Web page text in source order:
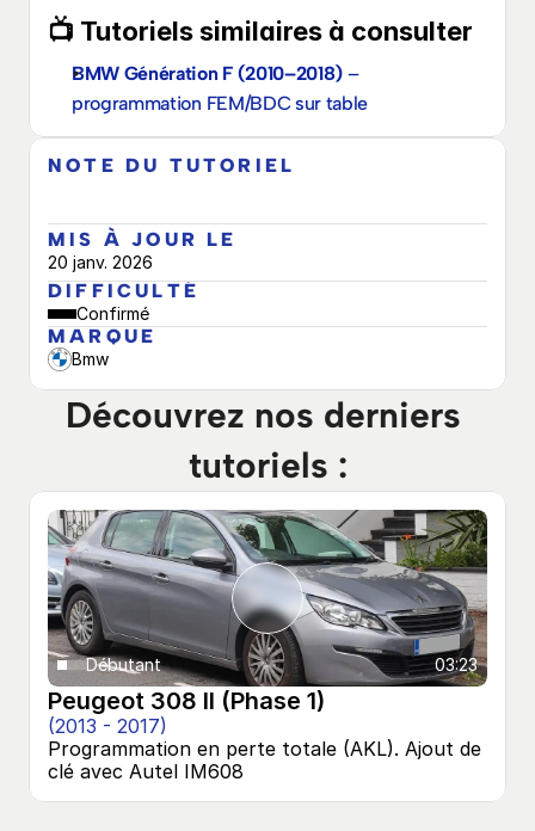
📺 Tutoriels similaires à consulter
BMW Génération F (2010–2018) –
programmation FEM/BDC sur table
NOTE DU TUTORIEL
MIS À JOUR LE
20 janv. 2026
DIFFICULTÉ
Confirmé
MARQUE
Bmw
Découvrez nos derniers
tutoriels :
03:23
Débutant
Peugeot 308 II (Phase 1)
(2013 - 2017)
Programmation en perte totale (AKL). Ajout de
clé avec Autel IM608